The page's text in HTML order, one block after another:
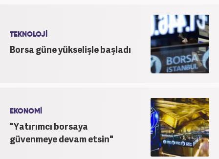
TEKNOLOJİ
Borsa güne yükselişle başladı
EKONOMİ
"Yatırımcı borsaya
güvenmeye devam etsin"